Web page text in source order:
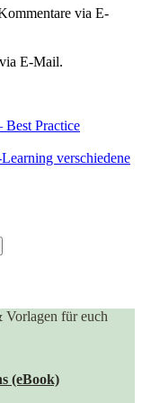
via E-
E-Mail.
Best Practice
verschiedene
Vorlagen für euch
(eBook)